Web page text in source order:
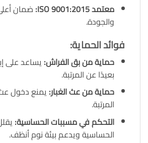
معتمدISO 9001:2015: ضمان
والجودة.
فوائد الحماية:
حماية من بق الفراش: يساعد على
بعيدًا عن المرتبة.
حماية من عث الغبار: يمنع دخول عث
المرتبة.
التحكم في مسببات الحساسية:
الحساسية ويدعم بيئة نوم أنظف.